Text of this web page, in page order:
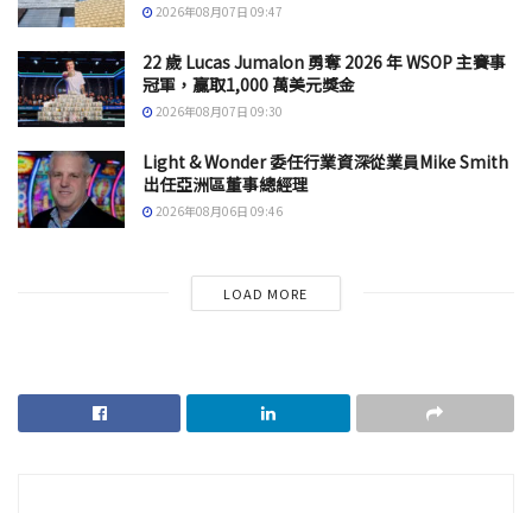
2026年08月07日 09:47
22 歲 Lucas Jumalon 勇奪 2026 年 WSOP 主賽事
冠軍，贏取1,000 萬美元獎金
2026年08月07日 09:30
Light & Wonder 委任行業資深從業員Mike Smith
出任亞洲區董事總經理
2026年08月06日 09:46
LOAD MORE